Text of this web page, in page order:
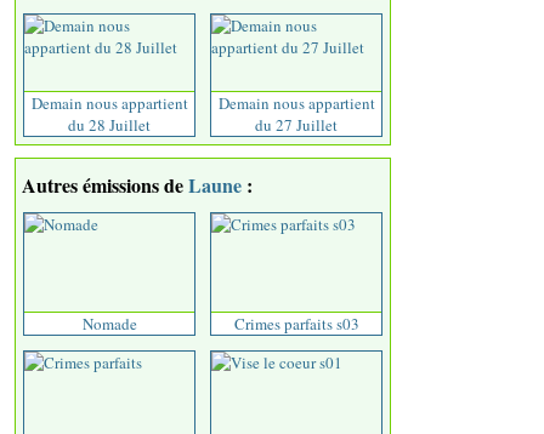
Demain nous appartient
du 28 Juillet
Demain nous appartient
du 27 Juillet
Autres émissions deLaune :
Nomade Crimes parfaits s03